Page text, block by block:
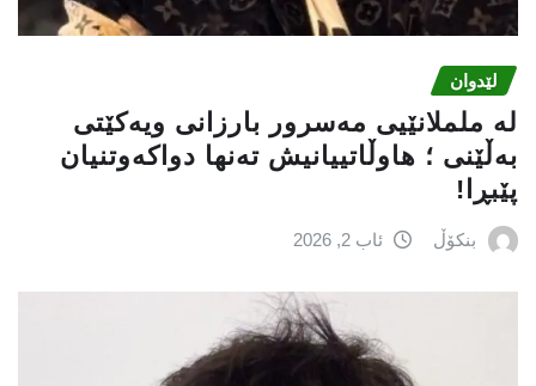
لێدوان
لە ململانێیى مەسرور بارزانی ویەکێتی
بەڵێنی ؛ هاوڵاتییانیش تەنها دواکەوتنیان
پێبڕا!
بنکۆڵ ئاب 2, 2026